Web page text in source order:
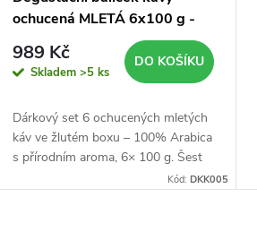
ochucená MLETÁ 6x100 g -
žlutý box
989 Kč
Skladem >5 ks
DO KOŠÍKU
Dárkový set 6 ochucených mletých
káv ve žlutém boxu – 100% Arabica
s přírodním aroma, 6× 100 g. Šest
příchutí, šest vůní. Voňavý dárek,
Kód: DKK005